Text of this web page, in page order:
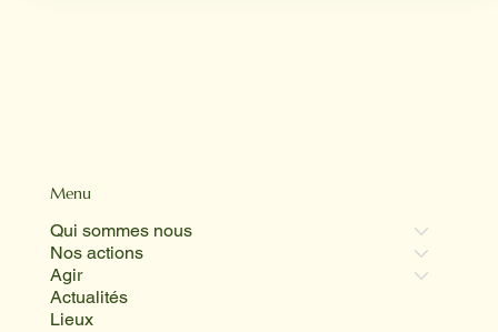
Menu
Qui sommes nous
Nos actions
Agir
Actualités
Lieux